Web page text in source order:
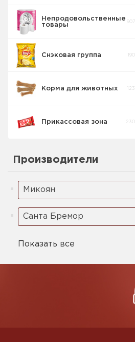
Непродовольственные
товары
907
Снэковая группа 190
Корма для животных 123
Прикассовая зона 230
Производители
Микоян
Санта Бремор
Показать все